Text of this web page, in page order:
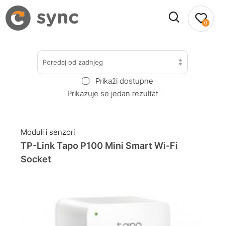
0
Poredaj od zadnjeg
Prikaži dostupne
Prikazuje se jedan rezultat
Moduli i senzori
TP-Link Tapo P100 Mini Smart Wi-Fi
Socket